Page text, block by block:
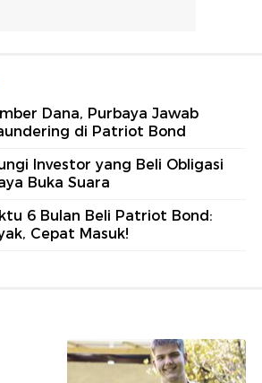
Dana, Purbaya Jawab
di Patriot Bond
Investor yang Beli Obligasi
Buka Suara
6 Bulan Beli Patriot Bond:
Cepat Masuk!